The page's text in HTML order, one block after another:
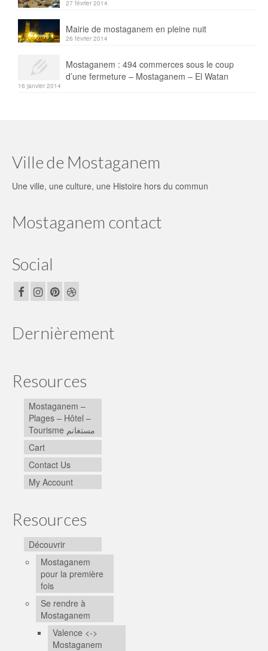
27 février 2014
Mairie de mostaganem en pleine nuit
26 février 2014
Mostaganem : 494 commerces sous le coup
d’une fermeture – Mostaganem – El Watan
16 janvier 2014
Ville de Mostaganem
Une ville, une culture, une Histoire hors du commun
Mostaganem contact
Social
Dernièrement
Resources
Mostaganem –
Plages – Hôtel –
Tourisme مستغانم
Cart
Contact Us
My Account
Resources
Découvrir
Mostaganem
pour la première
fois
Se rendre à
Mostaganem
Valence <->
Mostaganem